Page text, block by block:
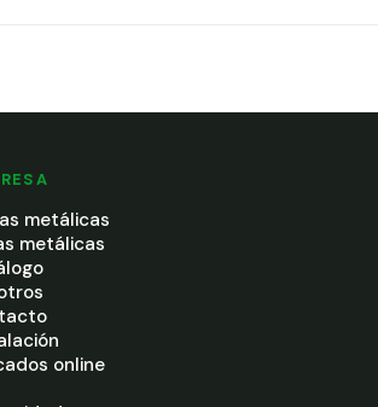
metálicas
metálicas
online